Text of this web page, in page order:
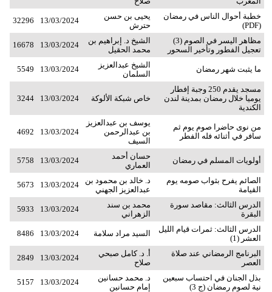
خطبة أحوال الناس في رمضان
(PDF)
يحيى بن حسن
حترش
13/03/2024
32296
مظاهر اليسر في الصوم (3)
تعجيل الفطور وتأخير السحور
الشيخ د. إبراهيم بن
محمد الحقيل
13/03/2024
16678
ما يثبت شهر رمضان
الشيخ عبدالعزيز
السلمان
13/03/2024
5549
مسجد يقدم 250 وجبة إفطار
يوميا خلال رمضان بمدينة لندن
الكندية
خاص شبكة الألوكة 13/03/2024
3244
من نوى حاضرا صوم يوم ثم
سافر في أثنائه فله الفطر
يوسف بن عبدالعزيز
بن عبدالرحمن
السيف
13/03/2024
4692
أولويات المسلم في رمضان
حسان أحمد
العماري
13/03/2024
5758
الصائم يفرح بثواب صومه يوم
القيامة
د. خالد بن محمود بن
عبدالعزيز الجهني
13/03/2024
5673
الدرس الثالث: مقاصد سورة
البقرة
محمد بن سند
الزهراني
13/03/2024
5933
الدرس الثالث: ثمرات قيام الليل
العشر (1)
السيد مراد سلامة 13/03/2024
8486
البرنامج الرمضاني عند صلاة
العصر
أ. د. كامل صبحي
صلاح
13/03/2024
2849
بذل الجنان في احتساب سبعين
نية لصوم رمضان (ج 3)
د. محمد حسانين
إمام حسانين
13/03/2024
5157